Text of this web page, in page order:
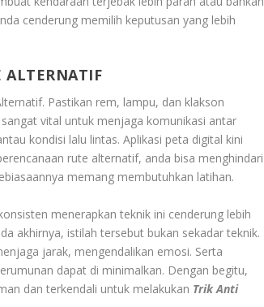
cenderung memilih keputusan yang lebih
ALTERNATIF
. Pastikan rem, lampu, dan klakson
vital untuk menjaga komunikasi antar
kondisi lalu lintas. Aplikasi peta digital kini
rute alternatif, anda bisa menghindari
memang membutuhkan latihan.
menerapkan teknik ini cenderung lebih
akhirnya, istilah tersebut bukan sekadar teknik.
jarak, mengendalikan emosi. Serta
dapat di minimalkan. Dengan begitu,
dan terkendali untuk melakukan Trik Anti